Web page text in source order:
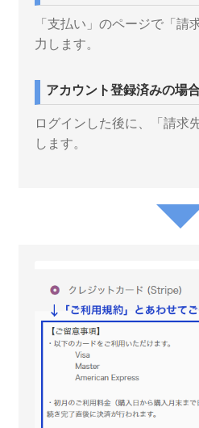
「支払い」のページで「請
力します。
アカウント登録済みの場
ログインした後に、「請求
します。